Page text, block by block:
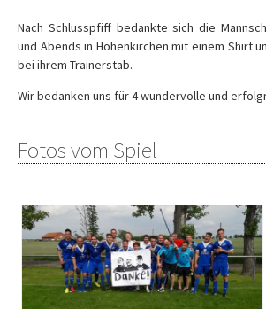
Nach Schlusspfiff bedankte sich die
und Abends in Hohenkirchen mit einem Shirt
bei ihrem Trainerstab.
Wir bedanken uns für 4 wundervolle und
Fotos vom Spiel